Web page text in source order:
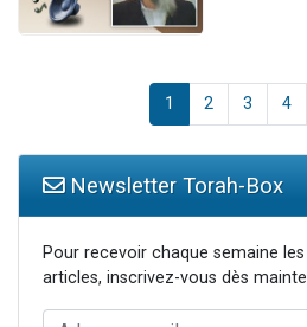
1 2 3 4
Newsletter Torah-Box
Pour recevoir chaque semaine
articles, inscrivez-vous dès